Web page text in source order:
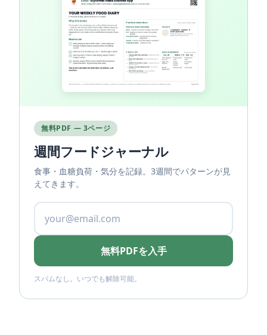
無料PDF — 3ページ
週間フードジャーナル
食事・血糖負荷・気分を記録。3週間でパターンが見
えてきます。
無料PDFを入手
スパムなし。いつでも解除可能。